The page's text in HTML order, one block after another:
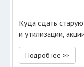
Куда сдать
и утилизации,
Подробнее >>